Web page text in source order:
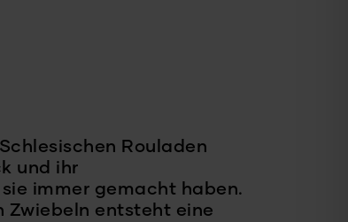
Rouladen
und ihr
immer gemacht haben.
Zwiebeln entsteht eine